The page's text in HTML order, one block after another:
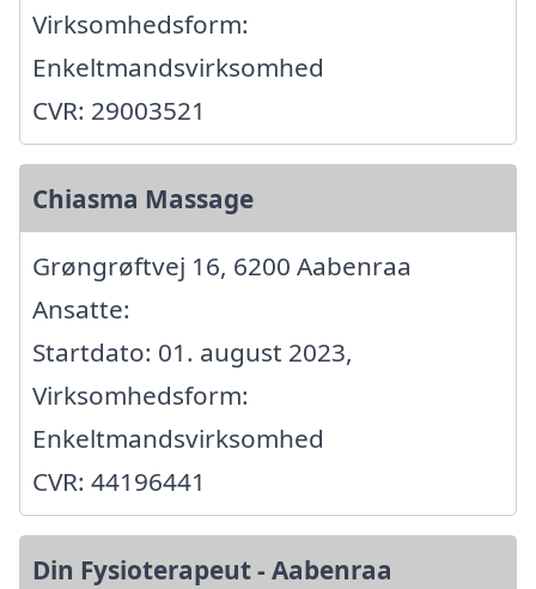
Virksomhedsform:
Enkeltmandsvirksomhed
CVR: 29003521
Chiasma Massage
Grøngrøftvej 16, 6200 Aabenraa
Ansatte:
Startdato: 01. august 2023,
Virksomhedsform:
Enkeltmandsvirksomhed
CVR: 44196441
Din Fysioterapeut - Aabenraa